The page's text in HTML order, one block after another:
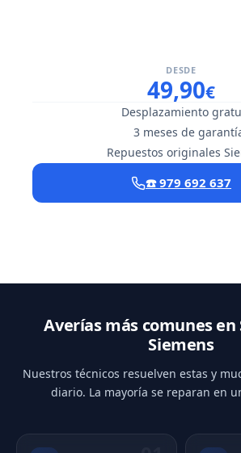
DESDE
49,90€
Desplazamiento
3 meses de
Repuestos originales
☎️ 979 692 637
Averías más comunes en
Siemens
Nuestros técnicos resuelven estas y
diario. La mayoría se reparan en